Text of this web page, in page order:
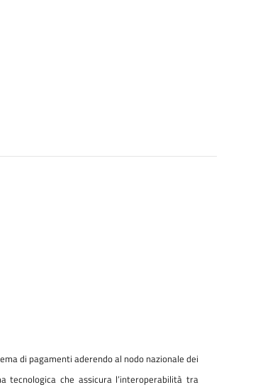
di pagamenti aderendo al nodo nazionale dei
tecnologica che assicura l’interoperabilità tra